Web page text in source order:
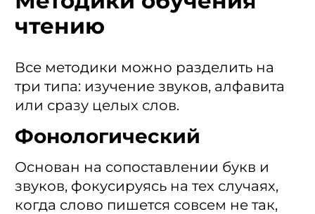
чтению
Все методики можно разделить на
три типа: изучение звуков, алфавита
или сразу целых слов.
Фонологический
Основан на сопоставлении букв и
звуков, фокусируясь на тех случаях,
когда слово пишется совсем не так,